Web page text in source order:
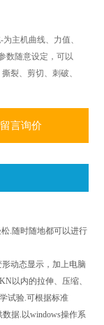
主机曲线、力值、
数随意设定，可以
裂、剪切、刺破、
留言询价
.随时随地都可以进行
动态显示，加上电脑
以内的拉伸、压缩、
试验.可根据标准
据.以windows操作系